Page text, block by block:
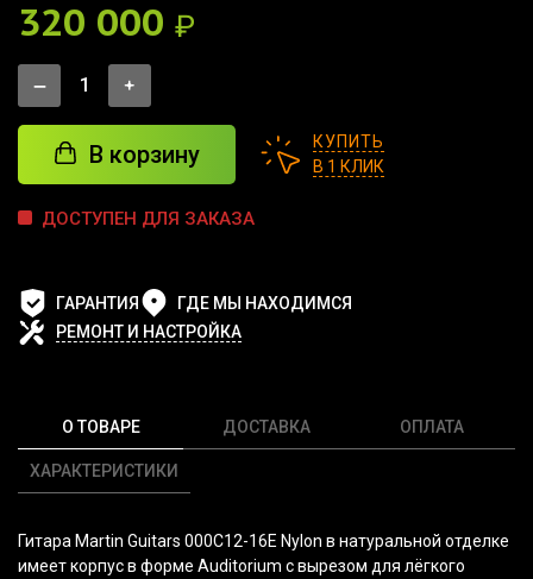
320 000 ₽
В корзину
КУПИТЬ
В 1 КЛИК
ДОСТУПЕН ДЛЯ ЗАКАЗА
ГАРАНТИЯ
ГДЕ МЫ НАХОДИМСЯ
РЕМОНТ И НАСТРОЙКА
О ТОВАРЕ
ХАРАКТЕРИСТИКИ
ДОСТАВКА ОПЛАТА
Гитара Martin Guitars 000C12-16E Nylon в натуральной отделке
имеет корпус в форме Auditorium с вырезом для лёгкого